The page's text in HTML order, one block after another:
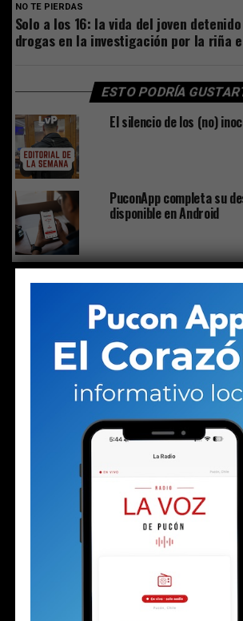
NO TE PIERDAS
Solo a los 16: la vida del joven
drogas en la investigación por la riña
ESTO PODRÍA
El silencio de los (no)
PuconApp completa su
disponible en Android
Solo a los 16: la vida del
un arma y drogas en la
Plan de
sería publicado la próxima
próximos diez días
Los detalles inéditos del
Sobresueldos: ex-
financiero del alcalde
remuneraciones fueron
comunal
Ministra de Medio
del Plan de
Villarrica: “Una muy